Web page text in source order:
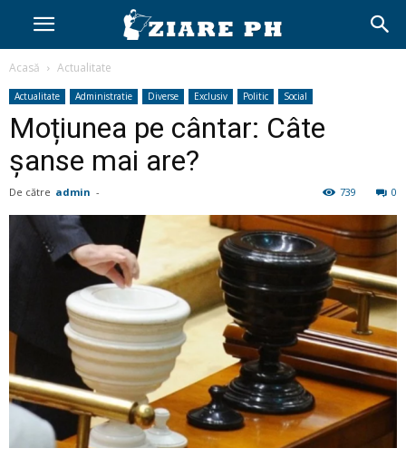
Acasă Actualitate
Actualitate Administratie Diverse Exclusiv Politic Social
Moțiunea pe cântar: Câte
șanse mai are?
De către admin - 0
739